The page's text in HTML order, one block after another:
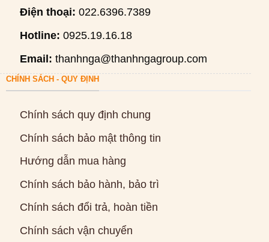
Điện thoại: 022.6396.7389
Hotline: 0925.19.16.18
Email: thanhnga@thanhngagroup.com
CHÍNH SÁCH - QUY ĐỊNH
Chính sách quy định chung
Chính sách bảo mật thông tin
Hướng dẫn mua hàng
Chính sách bảo hành, bảo trì
Chính sách đổi trả, hoàn tiền
Chính sách vận chuyển